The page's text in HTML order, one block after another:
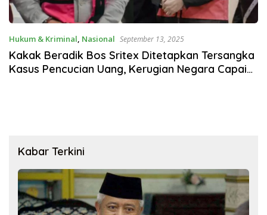
Hukum & Kriminal, Nasional September 13, 2025
Kakak Beradik Bos Sritex Ditetapkan Tersangka
Kasus Pencucian Uang, Kerugian Negara Capai
Kabar Terkini